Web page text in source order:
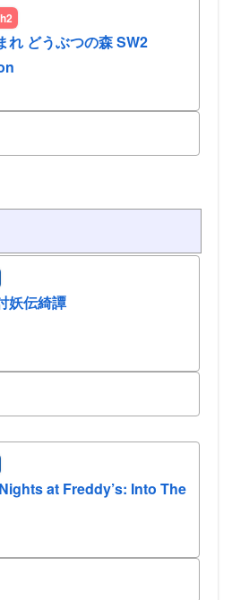
れ どうぶつの森 SW2
妖伝綺譚
at Freddy’s: Into The